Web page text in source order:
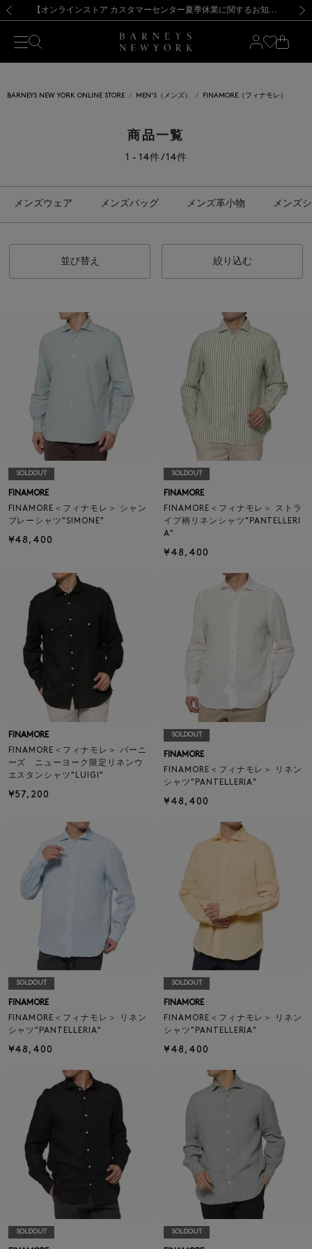
新規登録のお客様も対象！＜MY BARNEYS＞会員のお客様は11,000円（税込）以上のお買上げで常時送料無料！お買い物の際は会員登録を！
【夏季休業に伴う出荷一時停止のお知らせ】(2026.8.7) 【オンラインストア カスタマーセンター夏季休業に関するお知らせ】（2026.8.7）
【夏季休業に伴う返品・交換承り一時停止のお知らせ】（2026.8.5）
熊本県を中心とした地震の影響によるお荷物のお届けについて
【開催中】SUMMER SALEのご案内・ご注意事項 新規登録のお客様も対象！＜MY BARNEYS＞会員のお客様は11,000円（税込）以上のお買上げで常時送料無料！お買い物の際は会員登録を！
【夏季休業に伴う出荷一時停止のお知らせ】(2026.8.7)
BARNEYS NEW YORK ONLINE STORE MEN'S（メンズ） FINAMORE（フィナモレ）
商品一覧
1 - 14件 / 14件
メンズウェア メンズバッグ メンズ革小物 メンズ
並び替え 絞り込む
SOLDOUT
FINAMORE
FINAMORE＜フィナモレ＞ シャン
ブレーシャツ"SIMONE"
¥48,400
SOLDOUT
FINAMORE
FINAMORE＜フィナモレ＞ ストラ
イプ柄リネンシャツ"PANTELLERI
A"
¥48,400
FINAMORE
FINAMORE＜フィナモレ＞ バーニ
ーズ ニューヨーク限定リネンウ
エスタンシャツ"LUIGI"
¥57,200
SOLDOUT
FINAMORE
FINAMORE＜フィナモレ＞ リネン
シャツ"PANTELLERIA"
¥48,400
SOLDOUT
FINAMORE
FINAMORE＜フィナモレ＞ リネン
シャツ"PANTELLERIA"
¥48,400
SOLDOUT
FINAMORE
FINAMORE＜フィナモレ＞ リネン
シャツ"PANTELLERIA"
¥48,400
SOLDOUT SOLDOUT